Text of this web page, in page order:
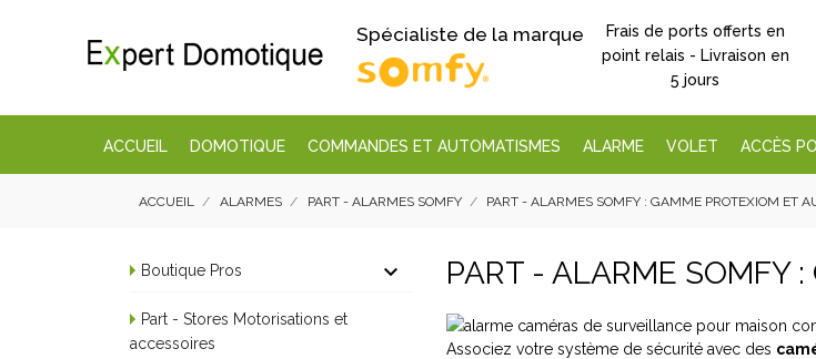
Spécialiste de la marque
Frais de ports offerts en
point relais - Livraison en
5 jours
ACCUEIL DOMOTIQUE COMMANDES ET AUTOMATISMES ALARME VOLET ACCÈS
ACCUEIL ALARMES PART - ALARMES SOMFY PART - ALARMES SOMFY : GAMME PROTEXIOM ET
Boutique Pros 
Part - Stores Motorisations et
accessoires
PART - ALARME SOMFY
Associez votre système de sécurité avec des